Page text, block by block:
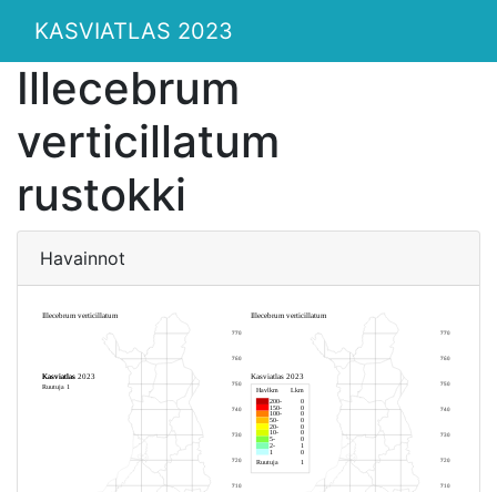
KASVIATLAS 2023
Illecebrum
verticillatum
rustokki
Havainnot